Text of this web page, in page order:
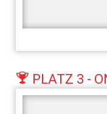
PLATZ 3 -